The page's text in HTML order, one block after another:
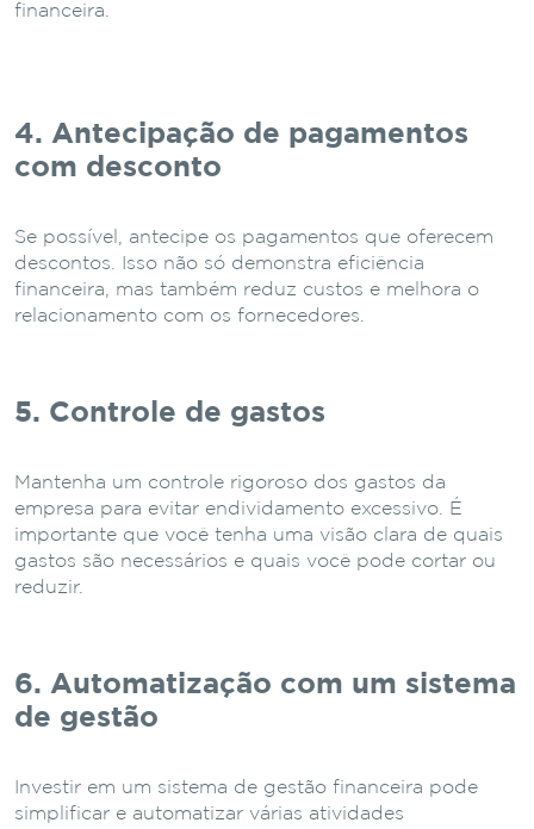
financeira.
4. Antecipação de pagamentos
com desconto
Se possível, antecipe os pagamentos que oferecem
descontos. Isso não só demonstra eficiência
financeira, mas também reduz custos e melhora o
relacionamento com os fornecedores.
5. Controle de gastos
Mantenha um controle rigoroso dos gastos da
empresa para evitar endividamento excessivo. É
importante que você tenha uma visão clara de quais
gastos são necessários e quais você pode cortar ou
reduzir.
6. Automatização com um sistema
de gestão
Investir em um sistema de gestão financeira pode
simplificar e automatizar várias atividades